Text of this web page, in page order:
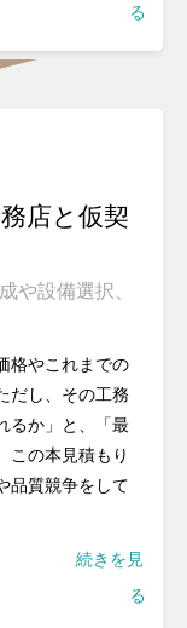
る
店と仮契
や設備選択、
格やこれまでの
だし、その工務
るか」と、「最
この本見積もり
品質競争をして
続きを見
る